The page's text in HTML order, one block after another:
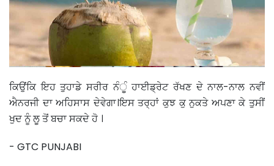
ਕਿਉਂਕਿ ਇਹ ਤੁਹਾਡੇ ਸਰੀਰ ਨੰੂੰ ਹਾਈਡ੍ਰੇਟ ਰੱਖਣ ਦੇ ਨਾਲ-ਨਾਲ ਨਵੀਂ
ਐਨਰਜੀ ਦਾ ਅਹਿਸਾਸ ਦੇਵੇਗਾ।ਇਸ ਤਰ੍ਹਾਂ ਕੁਝ ਕੁ ਨੁਕਤੇ ਅਪਣਾ ਕੇ ਤੁਸੀਂ
ਖੁਦ ਨੂੰ ਲੂ ਤੋਂ ਬਚਾ ਸਕਦੇ ਹੋ ।
- GTC PUNJABI